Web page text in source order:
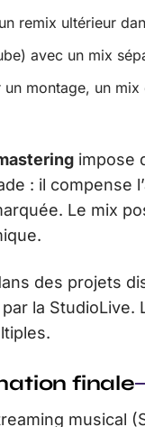
remix ultérieur
avec un mix
montage, un mix
impose
: il compense
Le mix
des projets
la StudioLive.
finale
musical